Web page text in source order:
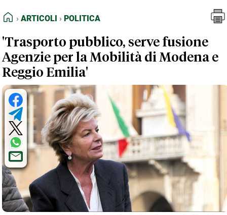
FEED RSS
NORMATIVE DEONTOLOGICHE
TERMINI e CONDIZIONI
HOME
ARTICOLI POLITICA
'Trasporto pubblico, serve fusione
Agenzie per la Mobilità di Modena e
Reggio Emilia'